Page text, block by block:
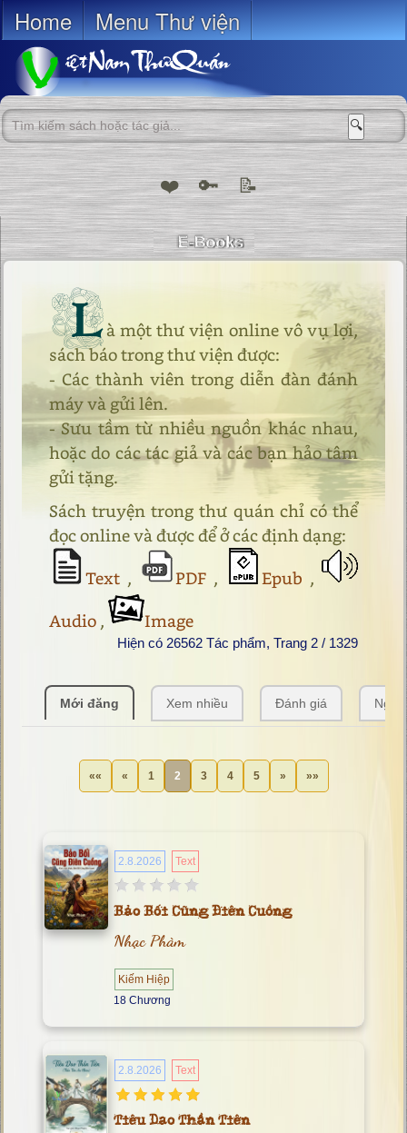
Home Menu Thư viện
🔍
❤️ 🔑 📝
Là một thư viện online vô vụ lợi,
sách báo trong thư viện được:
- Các thành viên trong diễn đàn đánh
máy và gửi lên.
- Sưu tầm từ nhiều nguồn khác nhau,
hoặc do các tác giả và các bạn hảo tâm
gửi tặng.
Sách truyện trong thư quán chỉ có thể
đọc online và được để ở các định dạng:
Text , PDF , Epub ,
Audio , Image
Hiện có 26562 Tác phẩm, Trang 2 / 1329
Mới đăng Xem nhiều Đánh giá
«« « 1 2 3 4 5 » »»
2.8.2026 Text
Bảo Bối Cũng Điên Cuồng
Nhạc Phàm
Kiếm Hiệp
18 Chương
2.8.2026 Text
Tiêu Dao Thần Tiên